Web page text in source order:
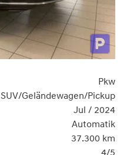
Pkw
SUV/Geländewagen/Pickup
Jul / 2024
Automatik
37.300 km
4/5